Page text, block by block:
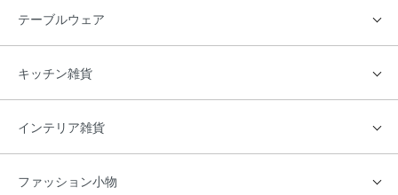
テーブルウェア
キッチン雑貨
インテリア雑貨
ファッション小物